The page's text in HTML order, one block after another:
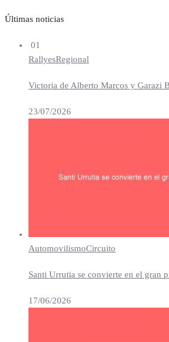
Últimas noticias
01
RallyesRegional
Victoria de Alberto Marcos y Garazi
23/07/2026
AutomovilismoCircuito
Santi Urrutia se convierte en el gran
17/06/2026